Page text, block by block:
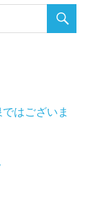
はございま